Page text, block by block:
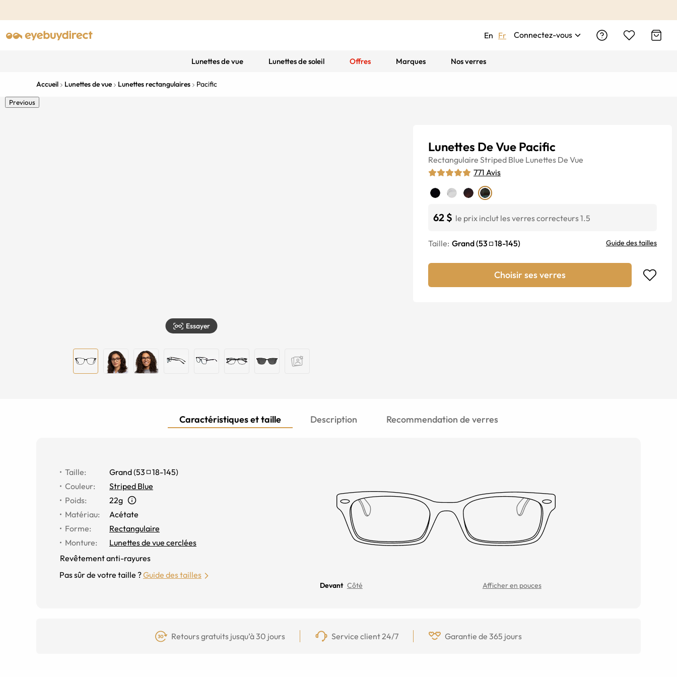
En Fr Connectez-vous
Lunettes de vue Lunettes de soleil Offres Marques Nos verres
Accueil Lunettes de vue Lunettes rectangulaires Pacific
Previous
Essayer
Lunettes De Vue Pacific
Rectangulaire Striped Blue Lunettes De Vue
771 Avis
62 $ le prix inclut les verres correcteurs 1.5
Taille: Grand(53 18-145) Guide des tailles
Choisir ses verres
Caractéristiques et taille Description Recommendation de verres
Taille: Grand(53 18-145)
Couleur:
Striped Blue
Poids:
22g
Matériau:
Acétate
Forme:
Rectangulaire
Monture:
Lunettes de vue cerclées
Revêtement anti-rayures
Pas sûr de votre taille ?Guide des tailles
Devant Côté Afficher en pouces
Retours gratuits jusqu’à 30 jours Service client 24/7 Garantie de 365 jours